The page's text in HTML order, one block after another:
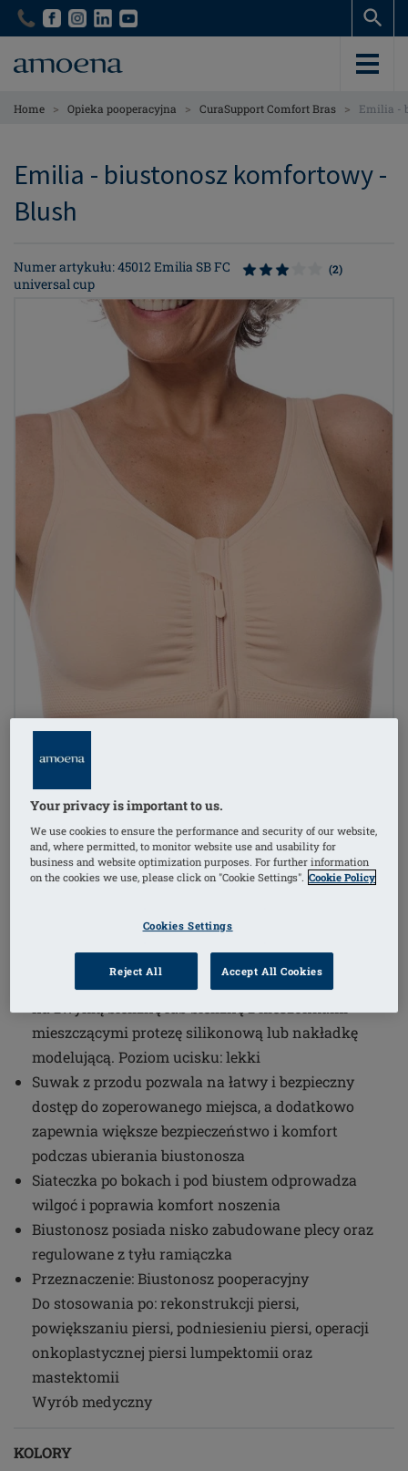
Skip
content
Skip
content
Home > Opieka pooperacyjna > CuraSupport Comfort Bras > Emilia -
Emilia - biustonosz komfortowy -
Blush
Numer artykułu: 45012 Emilia SB FC
universal cup
(2)
1/5
Ramiączka regulowane z tyłu zapewniają lepsze
dopasowanie i komfort noszenia
Idealny do noszenia zanim kobieta będzie gotowa
mieszczącymi protezę silikonową lub nakładkę
modelującą. Poziom ucisku: lekki
Suwak z przodu pozwala na łatwy i bezpieczny
dostęp do zoperowanego miejsca, a dodatkowo
zapewnia większe bezpieczeństwo i komfort
podczas ubierania biustonosza
Siateczka po bokach i pod biustem odprowadza
wilgoć i poprawia komfort noszenia
Biustonosz posiada nisko zabudowane plecy oraz
regulowane z tyłu ramiączka
Przeznaczenie: Biustonosz pooperacyjny
Do stosowania po: rekonstrukcji piersi,
powiększaniu piersi, podniesieniu piersi, operacji
onkoplastycznej piersi lumpektomii oraz
mastektomii
Wyrób medyczny
KOLORY
Your privacy is important to us.
We use cookies to ensure the performance and security of our website,
and, where permitted, to monitor website use and usability for
business and website optimization purposes. For further information
on the cookies we use, please click on "Cookie Settings". Cookie Policy
Cookies Settings
Reject All Accept All Cookies